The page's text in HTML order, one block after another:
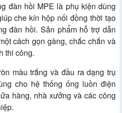
đàn hồi MPE là phụ kiện dùng
che kín hộp nối đồng thời tạo
đàn hồi. Sản phẩm hỗ trợ dẫn
cách gọn gàng, chắc chắn và
thi công.
màu trắng và đầu ra dạng trụ
cho hệ thống ống luồn điện
hàng, nhà xưởng và các công